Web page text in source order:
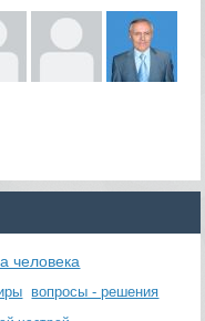
человека
вопросы - решения